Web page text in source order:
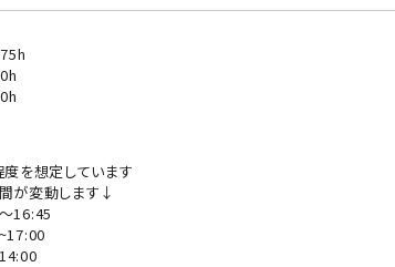
を想定しています
が変動します↓
16:45